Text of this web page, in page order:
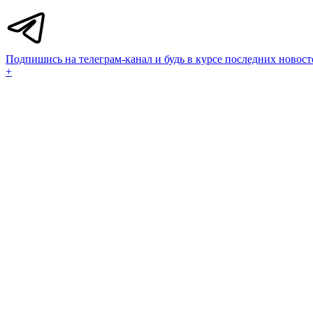
Подпишись на телеграм-канал и будь в курсе последних
+